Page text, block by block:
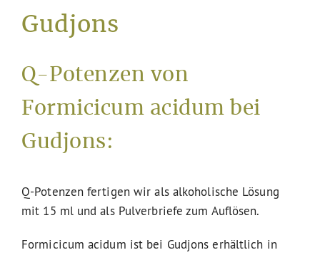
Gudjons
Q-Potenzen von
Formicicum acidum bei
Gudjons:
Q-Potenzen fertigen wir als alkoholische Lösung
mit 15 ml und als Pulverbriefe zum Auflösen.
Formicicum acidum ist bei Gudjons erhältlich in